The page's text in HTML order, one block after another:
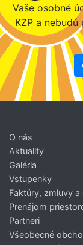
Vaše osobné
KZP a
O nás
Aktuality
Galéria
Vstupenky
Faktúry, zmluvy
Prenájom
Partneri
Všeobecné